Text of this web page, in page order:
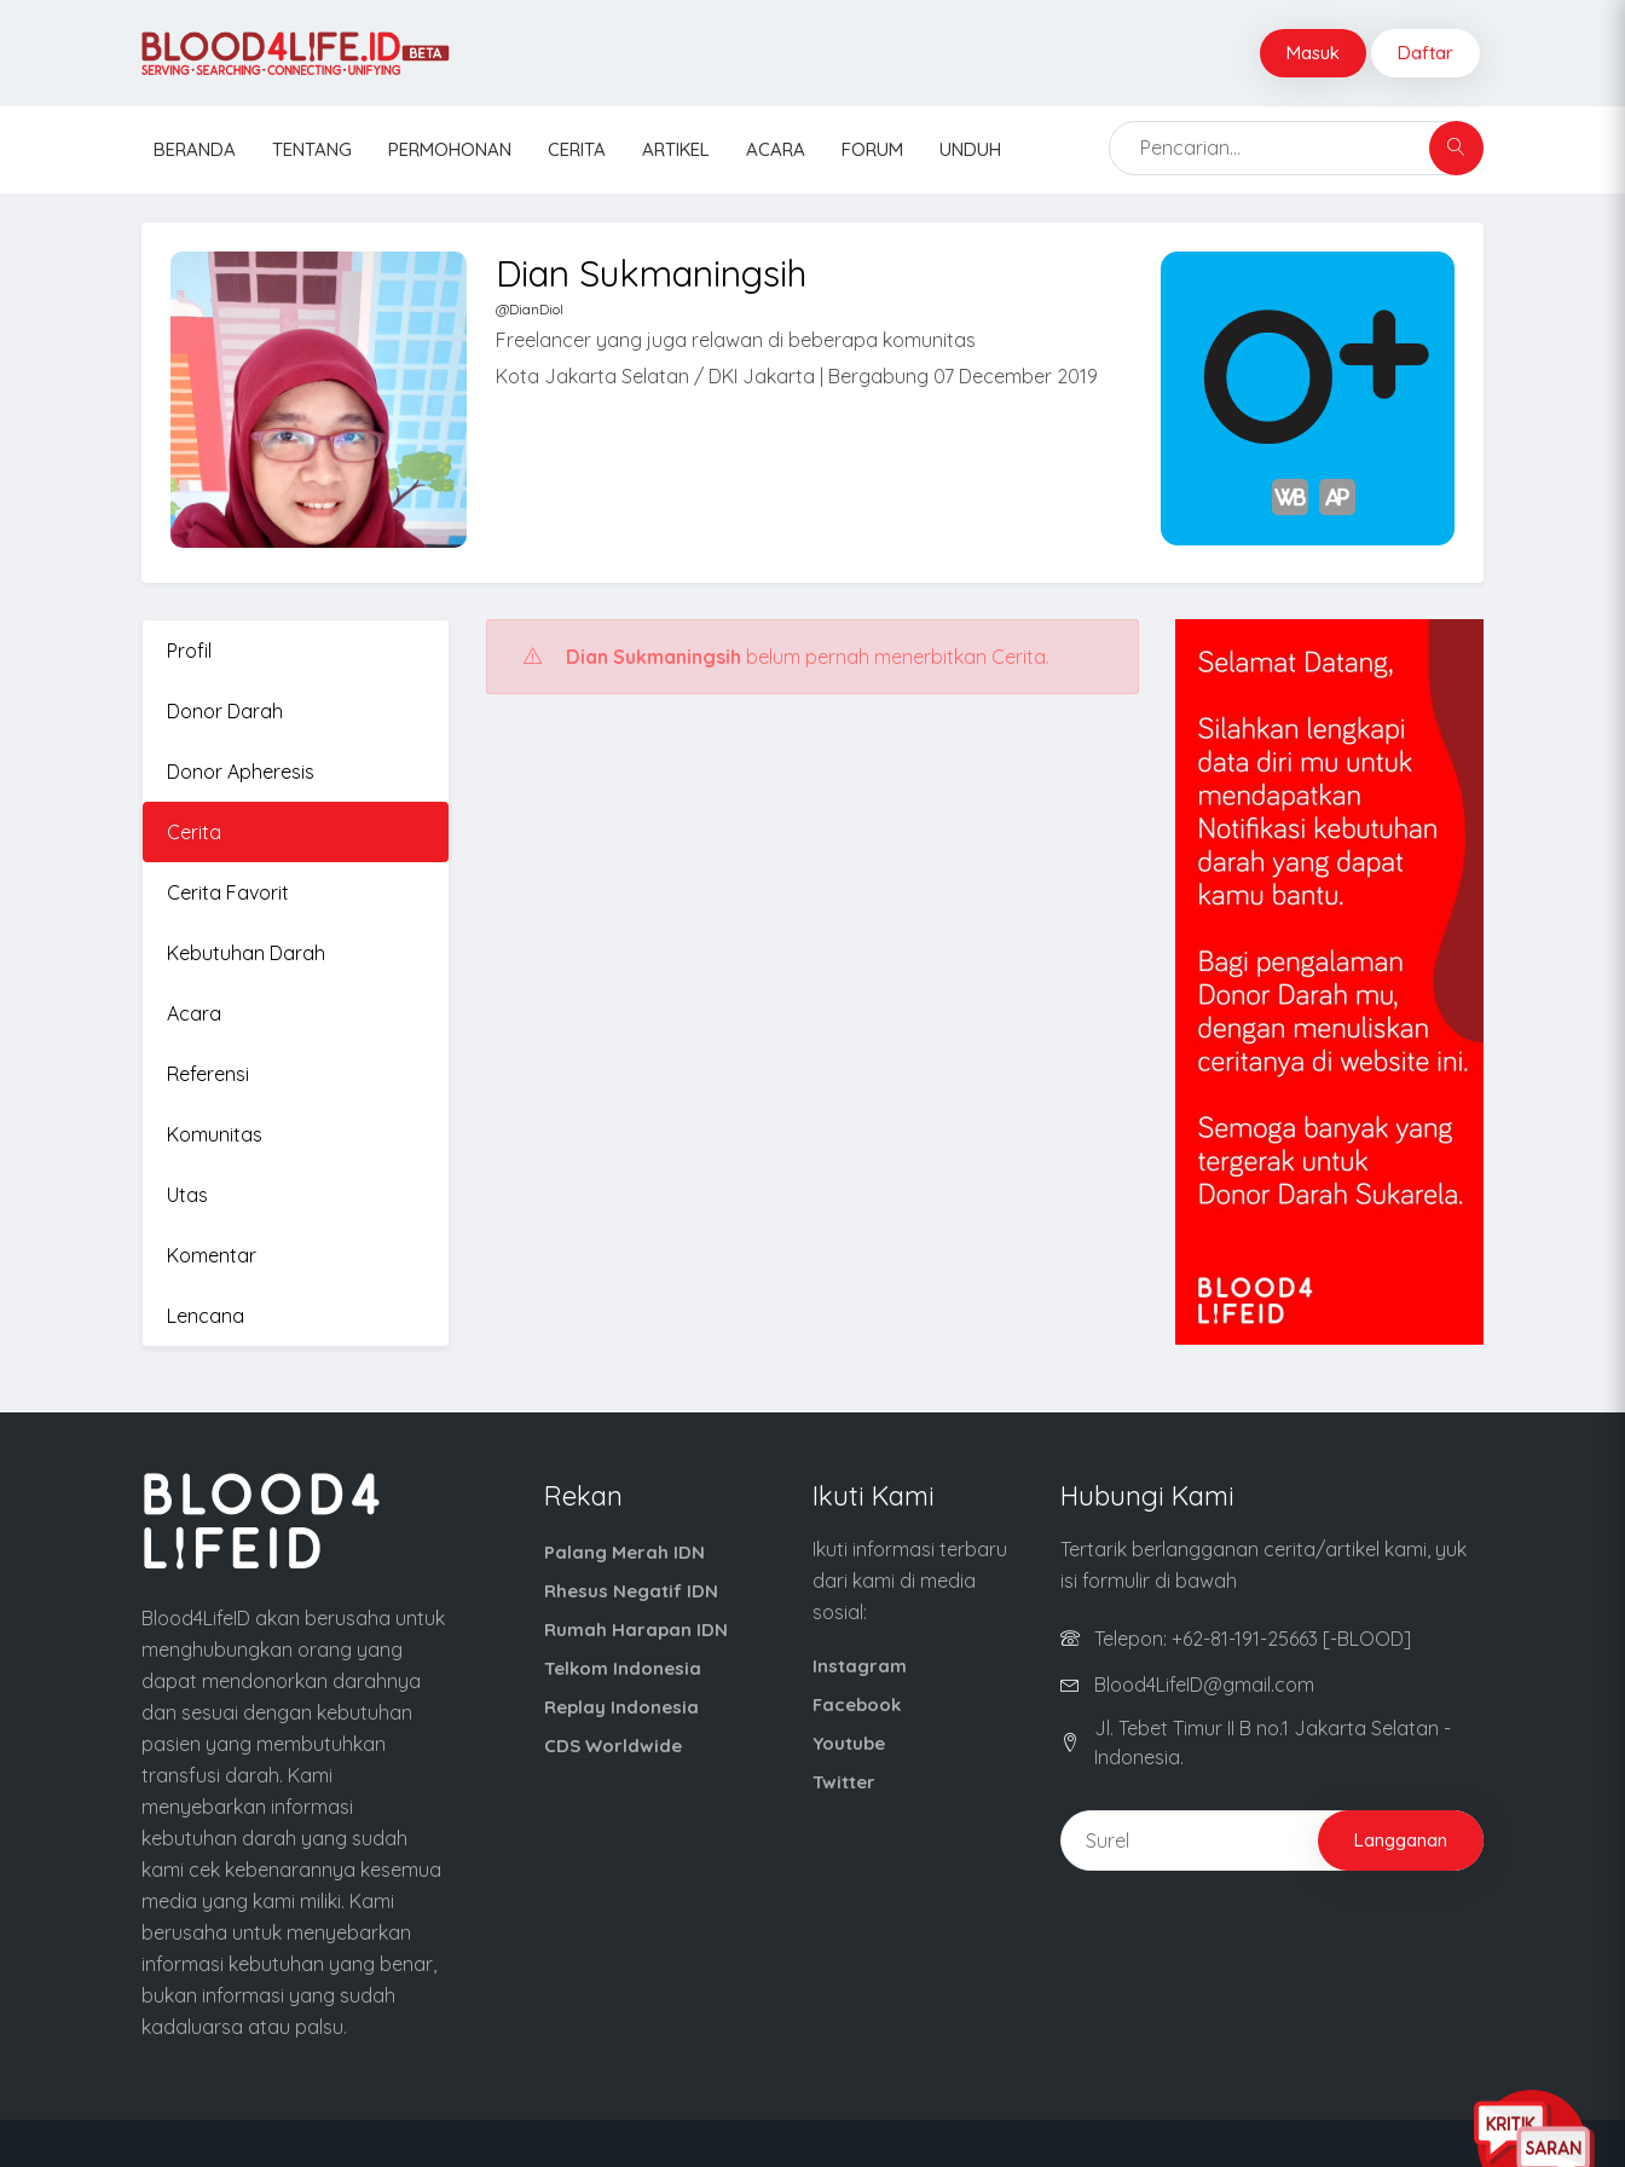
Masuk Daftar
BERANDA TENTANG PERMOHONAN CERITA ARTIKEL ACARA FORUM UNDUH
Dian Sukmaningsih
@DianDiol
Freelancer yang juga relawan di beberapa komunitas
Kota Jakarta Selatan / DKI Jakarta | Bergabung 07 December 2019
Profil
Donor Darah
Donor Apheresis
Cerita
Cerita Favorit
Kebutuhan Darah
Acara
Referensi
Komunitas
Utas
Komentar
Lencana
Dian Sukmaningsih belum pernah menerbitkan Cerita.
Blood4LifeID akan berusaha untuk
menghubungkan orang yang
dapat mendonorkan darahnya
dan sesuai dengan kebutuhan
pasien yang membutuhkan
transfusi darah. Kami
menyebarkan informasi
kebutuhan darah yang sudah
kami cek kebenarannya kesemua
media yang kami miliki. Kami
berusaha untuk menyebarkan
informasi kebutuhan yang benar,
bukan informasi yang sudah
kadaluarsa atau palsu.
Rekan
Palang Merah IDN
Rhesus Negatif IDN
Rumah Harapan IDN
Telkom Indonesia
Replay Indonesia
CDS Worldwide
Ikuti Kami
Ikuti informasi terbaru
dari kami di media
sosial:
Instagram
Facebook
Youtube
Twitter
Hubungi Kami
Tertarik berlangganan cerita/artikel kami, yuk
isi formulir di bawah
Telepon: +62-81-191-25663 [-BLOOD]
Blood4LifeID@gmail.com
Jl. Tebet Timur II B no.1 Jakarta Selatan -
Indonesia.
Langganan